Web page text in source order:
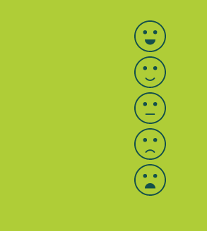
Bewertung